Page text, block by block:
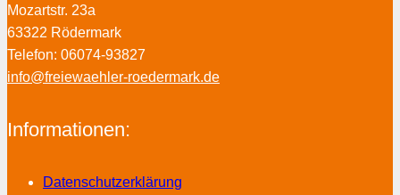
Mozartstr. 23a
63322 Rödermark
Telefon: 06074-93827
info@freiewaehler-roedermark.de
Informationen:
Datenschutzerklärung